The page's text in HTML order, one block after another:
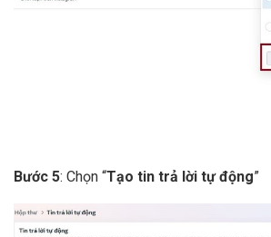
Bước 5: Chọn “Tạo tin trả lời tự động”